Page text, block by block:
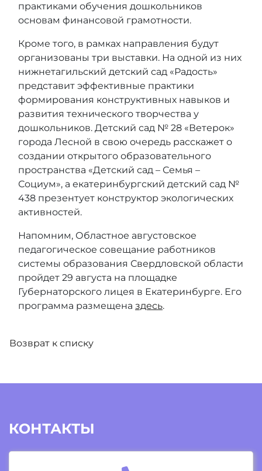
практиками обучения дошкольников
основам финансовой грамотности.
Кроме того, в рамках направления будут
организованы три выставки. На одной из них
нижнетагильский детский сад «Радость»
представит эффективные практики
формирования конструктивных навыков и
развития технического творчества у
дошкольников. Детский сад № 28 «Ветерок»
города Лесной в свою очередь расскажет о
создании открытого образовательного
пространства «Детский сад – Семья –
Социум», а екатеринбургский детский сад №
438 презентует конструктор экологических
активностей.
Напомним, Областное августовское
педагогическое совещание работников
системы образования Свердловской области
пройдет 29 августа на площадке
Губернаторского лицея в Екатеринбурге. Его
программа размещена здесь.
Возврат к списку
КОНТАКТЫ